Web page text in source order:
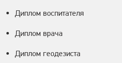
Диплом воспитателя
Диплом врача
Диплом геодезиста